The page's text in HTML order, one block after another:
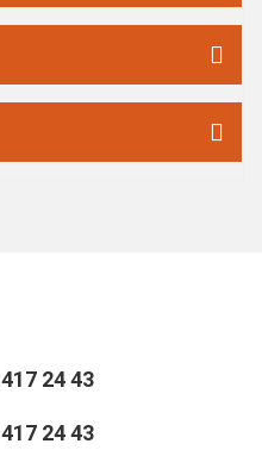
417 24 43
417 24 43